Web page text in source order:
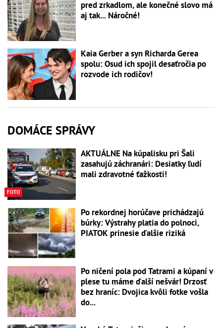
pred zrkadlom, ale konečné slovo má
aj tak... Náročné!
Kaia Gerber a syn Richarda Gerea
spolu: Osud ich spojil desaťročia po
rozvode ich rodičov!
DOMÁCE SPRÁVY
FOTO
AKTUÁLNE Na kúpalisku pri Šali
zasahujú záchranári: Desiatky ľudí
mali zdravotné ťažkosti!
Po rekordnej horúčave prichádzajú
búrky: Výstrahy platia do polnoci,
PIATOK prinesie ďalšie riziká
Po ničení pola pod Tatrami a kúpaní v
plese tu máme ďalší nešvár! Drzosť
bez hraníc: Dvojica kvôli fotke vošla
do...